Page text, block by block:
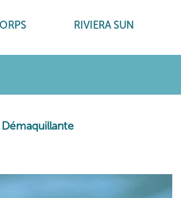
RIVIERA SUN